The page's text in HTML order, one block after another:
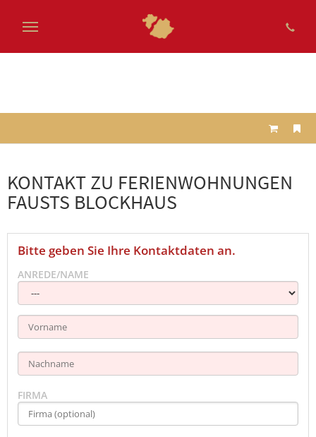
Hauptinhalt
KONTAKT ZU FERIENWOHNUNGEN
FAUSTS BLOCKHAUS
Bitte geben Sie Ihre Kontaktdaten an.
ANREDE/NAME
FIRMA